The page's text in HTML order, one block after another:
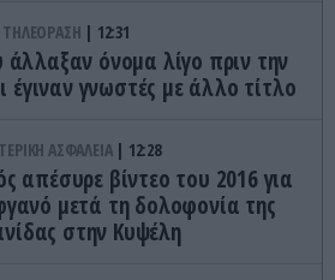
ΤΗΛΕΟΡΑΣΗ 12:31
όνομα λίγο πριν την
έγιναν γνωστές με άλλο τίτλο
ΑΣΦΑΛΕΙΑ 12:28
απέσυρε βίντεο του 2016 για
μετά τη δολοφονία της
στην Κυψέλη